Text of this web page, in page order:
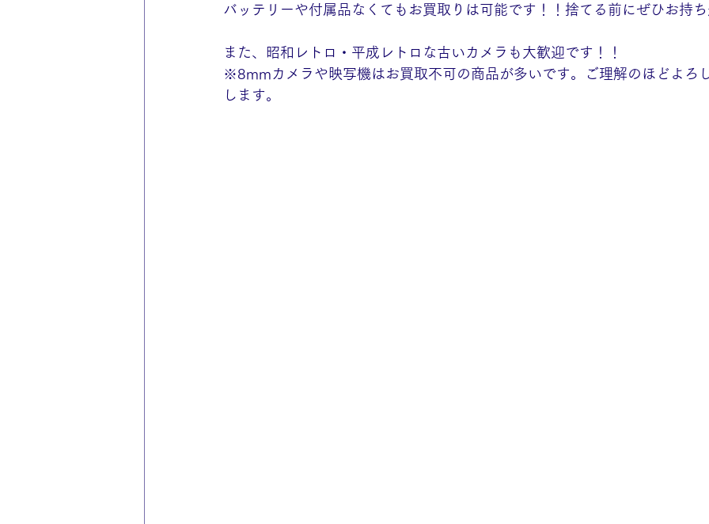
バッテリーや付属品なくてもお買取りは可能です！！捨てる前にぜひお持
また、昭和レトロ・平成レトロな古いカメラも大歓迎です！！
※8mmカメラや映写機はお買取不可の商品が多いです。ご理解のほどよろ
します。